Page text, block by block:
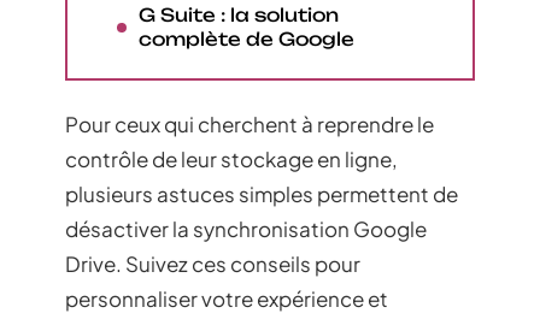
G Suite : la solution
complète de Google
Pour ceux qui cherchent à reprendre le
contrôle de leur stockage en ligne,
plusieurs astuces simples permettent de
désactiver la synchronisation Google
Drive. Suivez ces conseils pour
personnaliser votre expérience et